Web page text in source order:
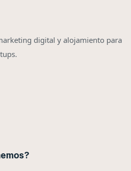
digital y alojamiento para